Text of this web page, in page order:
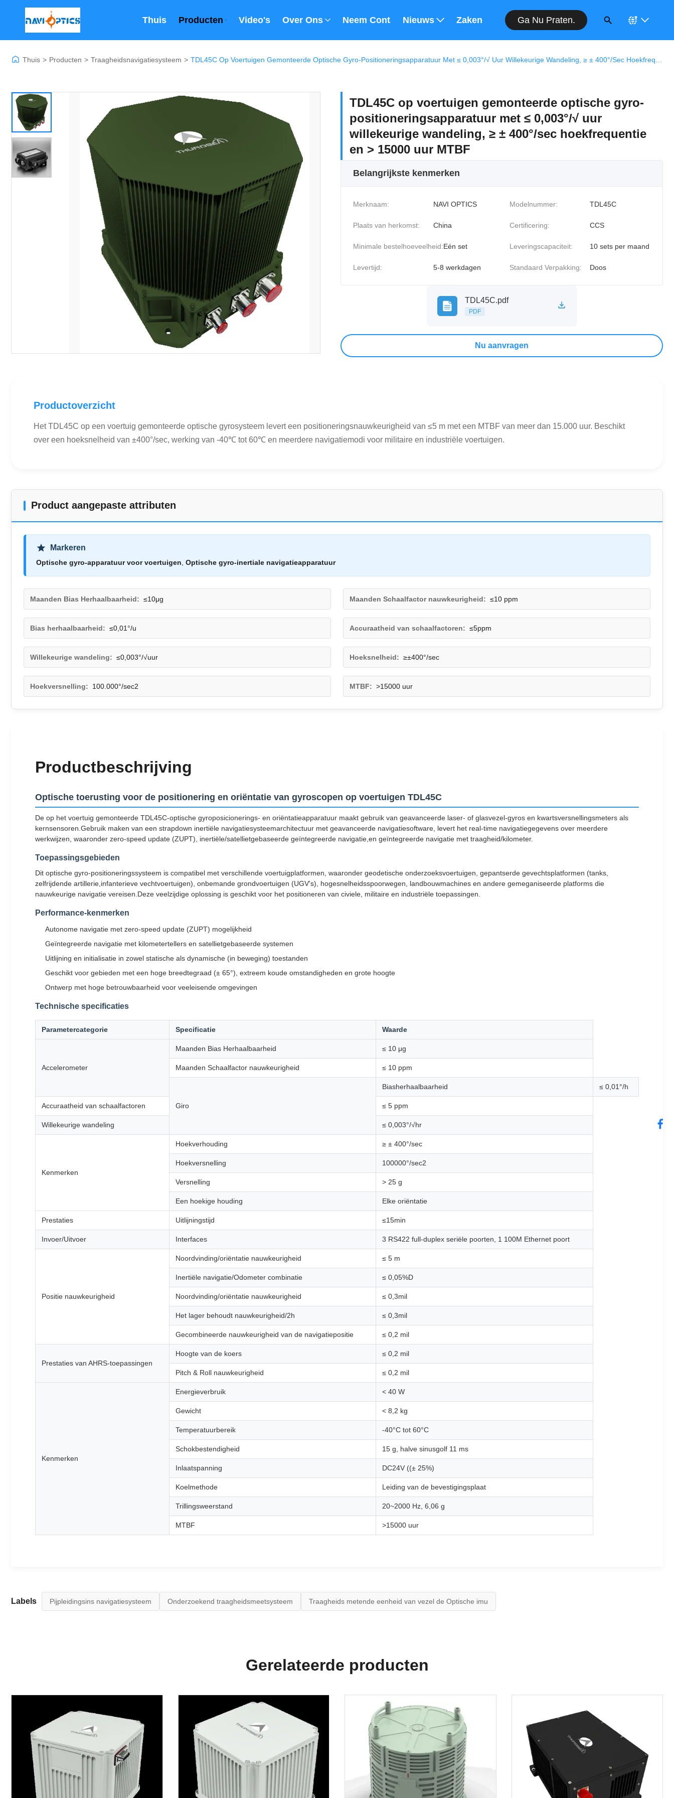
Thuis Producten Video's Over Ons Neem Contact Met Ons Op
Nieuws Zaken Ga Nu Praten.
Thuis > Producten > Traagheidsnavigatiesysteem >
TDL45C op voertuigen gemonteerde optische gyro-
positioneringsapparatuur met ≤ 0,003°/√ uur
willekeurige wandeling, ≥ ± 400°/sec hoekfrequentie
en > 15000 uur MTBF
Belangrijkste kenmerken
Merknaam: NAVI OPTICS Modelnummer: TDL45C
Plaats van herkomst: China Certificering: CCS
Minimale bestelhoeveelheid:Eén set Leveringscapaciteit: 10 sets per maand
Levertijd: 5-8 werkdagen Standaard Verpakking: Doos
TDL45C.pdf
PDF
Nu aanvragen
Productoverzicht
Het TDL45C op een voertuig gemonteerde optische gyrosysteem levert een positioneringsnauwkeurigheid van ≤5 m met een MTBF van meer dan 15.000 uur. Beschikt
over een hoeksnelheid van ±400°/sec, werking van -40℃ tot 60℃ en meerdere navigatiemodi voor militaire en industriële voertuigen.
Product aangepaste attributen
Markeren
Optische gyro-apparatuur voor voertuigen Optische gyro-inertiale navigatieapparatuur
Maanden Bias Herhaalbaarheid: ≤10μg Maanden Schaalfactor nauwkeurigheid: ≤10 ppm
Bias herhaalbaarheid: ≤0,01°/u Accuraatheid van schaalfactoren: ≤5ppm
Willekeurige wandeling: ≤0,003°/√uur Hoeksnelheid: ≥±400°/sec
Hoekversnelling: 100.000°/sec2 MTBF: >15000 uur
Productbeschrijving
Optische toerusting voor de positionering en oriëntatie van gyroscopen op voertuigen TDL45C
De op het voertuig gemonteerde TDL45C-optische gyroposicionerings- en oriëntatieapparatuur maakt gebruik van geavanceerde laser- of glasvezel-gyros en kwartsversnellingsmeters als
kernsensoren.Gebruik maken van een strapdown inertiële navigatiesysteemarchitectuur met geavanceerde navigatiesoftware, levert het real-time navigatiegegevens over meerdere
werkwijzen, waaronder zero-speed update (ZUPT), inertiële/satellietgebaseerde geïntegreerde navigatie,en geïntegreerde navigatie met traagheid/kilometer.
Toepassingsgebieden
Dit optische gyro-positioneringssysteem is compatibel met verschillende voertuigplatformen, waaronder geodetische onderzoeksvoertuigen, gepantserde gevechtsplatformen (tanks,
zelfrijdende artillerie,infanterieve vechtvoertuigen), onbemande grondvoertuigen (UGV's), hogesnelheidsspoorwegen, landbouwmachines en andere gemeganiseerde platforms die
nauwkeurige navigatie vereisen.Deze veelzijdige oplossing is geschikt voor het positioneren van civiele, militaire en industriële toepassingen.
Performance-kenmerken
Autonome navigatie met zero-speed update (ZUPT) mogelijkheid
Geïntegreerde navigatie met kilometertellers en satellietgebaseerde systemen
Uitlijning en initialisatie in zowel statische als dynamische (in beweging) toestanden
Geschikt voor gebieden met een hoge breedtegraad (± 65°), extreem koude omstandigheden en grote hoogte
Ontwerp met hoge betrouwbaarheid voor veeleisende omgevingen
Technische specificaties
Parametercategorie Specificatie Waarde
Accelerometer
Maanden Bias Herhaalbaarheid ≤ 10 μg
Maanden Schaalfactor nauwkeurigheid ≤ 10 ppm
Giro
Biasherhaalbaarheid ≤ 0,01°/h
Accuraatheid van schaalfactoren ≤ 5 ppm
Willekeurige wandeling ≤ 0,003°/√hr
Kenmerken
Hoekverhouding ≥ ± 400°/sec
Hoekversnelling 100000°/sec2
Versnelling > 25 g
Een hoekige houding Elke oriëntatie
Prestaties Uitlijningstijd ≤15min
Invoer/Uitvoer Interfaces 3 RS422 full-duplex seriële poorten, 1 100M Ethernet poort
Positie nauwkeurigheid
Noordvinding/oriëntatie nauwkeurigheid ≤ 5 m
Inertiële navigatie/Odometer combinatie ≤ 0,05%D
Noordvinding/oriëntatie nauwkeurigheid ≤ 0,3mil
Het lager behoudt nauwkeurigheid/2h ≤ 0,3mil
Gecombineerde nauwkeurigheid van de navigatiepositie ≤ 0,2 mil
Prestaties van AHRS-toepassingen
Hoogte van de koers ≤ 0,2 mil
Pitch & Roll nauwkeurigheid ≤ 0,2 mil
Kenmerken
Energieverbruik < 40 W
Gewicht < 8,2 kg
Temperatuurbereik -40°C tot 60°C
Schokbestendigheid 15 g, halve sinusgolf 11 ms
Inlaatspanning DC24V ((± 25%)
Koelmethode Leiding van de bevestigingsplaat
Trillingsweerstand 20~2000 Hz, 6,06 g
MTBF >15000 uur
Labels Pijpleidingsins navigatiesysteem Onderzoekend traagheidsmeetsysteem Traagheids metende eenheid van vezel de Optische imu
Gerelateerde producten